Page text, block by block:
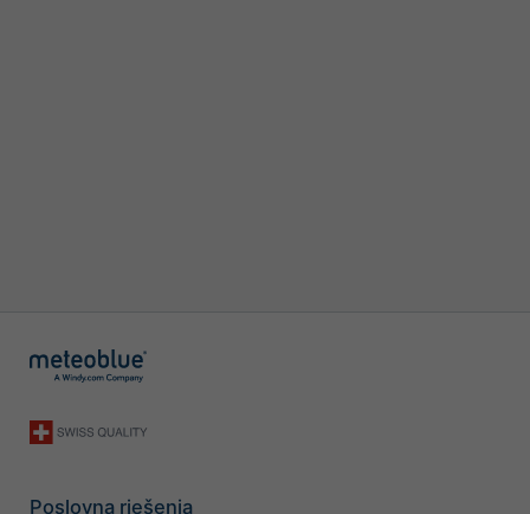
Poslovna rješenja